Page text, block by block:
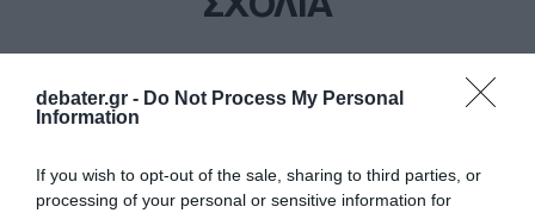
debater.gr - Do Not Process My Personal
Information
If you wish to opt-out of the sale, sharing to third parties, or
processing of your personal or sensitive information for